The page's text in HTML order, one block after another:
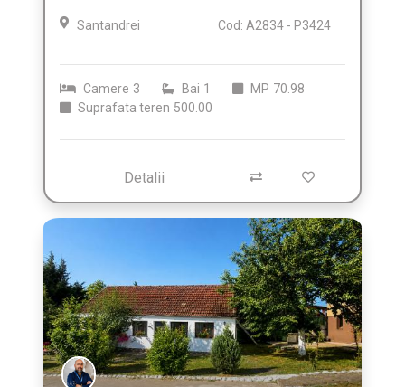
Santandrei Cod: A2834 - P3424
Camere 3 Bai 1 MP 70.98
Suprafata teren 500.00
Detalii